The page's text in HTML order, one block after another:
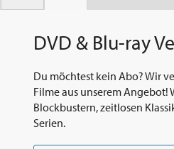
DVD & Blu-ray
Du möchtest kein Abo? Wir
Filme aus unserem Angebot!
Blockbustern, zeitlosen
Serien.